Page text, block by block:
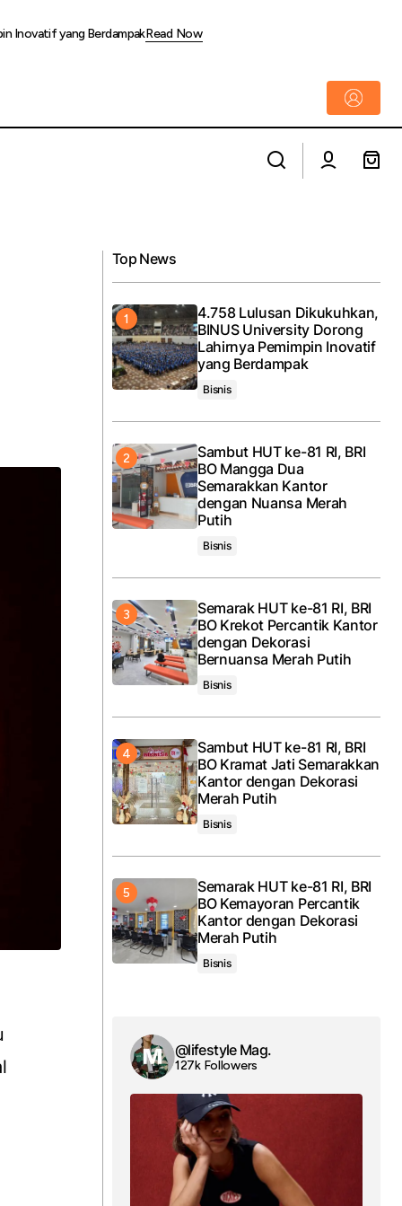
Inovatif yang BerdampakRead Now
Top News
4.758 Lulusan Dikukuhkan,
BINUS University Dorong
Lahirnya Pemimpin Inovatif
yang Berdampak
Bisnis
Sambut HUT ke-81 RI, BRI
BO Mangga Dua
Semarakkan Kantor
dengan Nuansa Merah
Putih
Bisnis
Semarak HUT ke-81 RI, BRI
BO Krekot Percantik Kantor
dengan Dekorasi
Bernuansa Merah Putih
Bisnis
Sambut HUT ke-81 RI, BRI
BO Kramat Jati Semarakkan
Kantor dengan Dekorasi
Merah Putih
Bisnis
Semarak HUT ke-81 RI, BRI
BO Kemayoran Percantik
Kantor dengan Dekorasi
Merah Putih
Bisnis
@lifestyle Mag.
127k Followers